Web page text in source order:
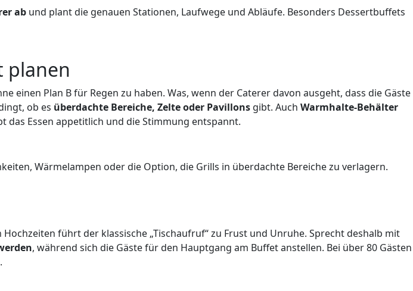
ab und plant die genauen Stationen, Laufwege und Abläufe. Besonders Dessertbuffets
planen
Plan B für Regen zu haben. Was, wenn der Caterer davon ausgeht, dass die Gäste
ob es überdachte Bereiche, Zelte oder Pavillons gibt. Auch Warmhalte-Behälter
das Essen appetitlich und die Stimmung entspannt.
Wärmelampen oder die Option, die Grills in überdachte Bereiche zu verlagern.
führt der klassische „Tischaufruf“ zu Frust und Unruhe. Sprecht deshalb mit
, während sich die Gäste für den Hauptgang am Buffet anstellen. Bei über 80 Gästen